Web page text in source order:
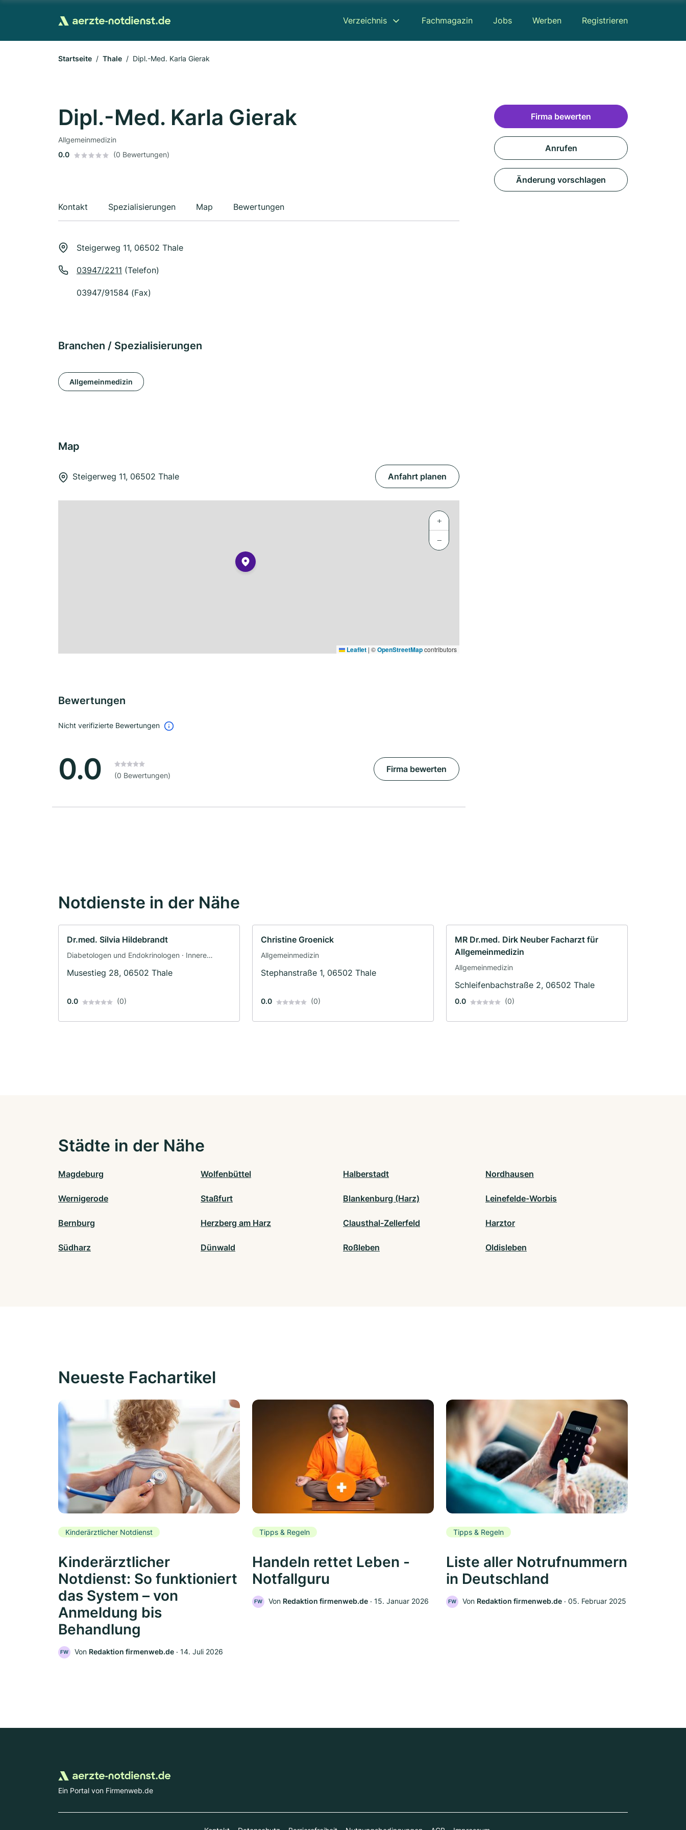
Verzeichnis Fachmagazin Jobs Werben Registrieren
Startseite Thale Dipl.-Med. Karla Gierak
Dipl.-Med. Karla Gierak
Allgemeinmedizin
0.0
(0 Bewertungen)
Kontakt Spezialisierungen Map Bewertungen
Steigerweg 11, 06502 Thale
03947/2211 (Telefon)
03947/91584 (Fax)
Branchen / Spezialisierungen
Allgemeinmedizin
Map
Steigerweg 11, 06502 Thale Anfahrt planen
+
−
Leaflet | ©OpenStreetMapcontributors
Bewertungen
Nicht verifizierte Bewertungen
0.0 (0 Bewertungen)
Firma bewerten
Firma bewerten
Anrufen
Änderung vorschlagen
Notdienste in der Nähe
Dr.med. Silvia Hildebrandt
Diabetologen und Endokrinologen · Innere
Musestieg 28, 06502 Thale
0.0 (0)
Christine Groenick
Allgemeinmedizin
Stephanstraße 1, 06502 Thale
0.0 (0)
MR Dr.med. Dirk Neuber Facharzt für
Allgemeinmedizin
Allgemeinmedizin
Schleifenbachstraße 2, 06502 Thale
0.0 (0)
Städte in der Nähe
Magdeburg Wolfenbüttel Halberstadt Nordhausen
Wernigerode Staßfurt Blankenburg (Harz) Leinefelde-Worbis
Bernburg Herzberg am Harz Clausthal-Zellerfeld Harztor
Südharz Dünwald Roßleben Oldisleben
Neueste Fachartikel
Kinderärztlicher Notdienst
Kinderärztlicher
Notdienst: So funktioniert
das System – von
Anmeldung bis
Behandlung
FW Von Redaktion firmenweb.de ‧ 14. Juli 2026
Tipps & Regeln
Handeln rettet Leben -
Notfallguru
FW Von Redaktion firmenweb.de ‧ 15. Januar 2026
Tipps & Regeln
Liste aller Notrufnummern
in Deutschland
FW Von Redaktion firmenweb.de ‧ 05. Februar 2025
Ein Portal von Firmenweb.de